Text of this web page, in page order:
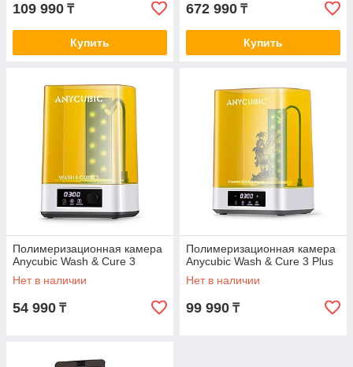
109 990 ₸
Купить
672 990 ₸
Купить
Полимеризационная камера
Anycubic Wash & Cure 3
Нет в наличии
54 990 ₸
Полимеризационная камера
Anycubic Wash & Cure 3 Plus
Нет в наличии
99 990 ₸